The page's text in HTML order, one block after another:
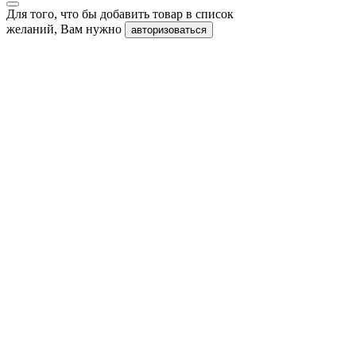
Для того, что бы добавить товар в список
желаний, Вам нужно
авторизоваться